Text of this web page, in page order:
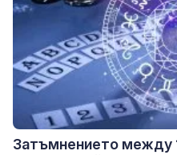
Затъмнението между